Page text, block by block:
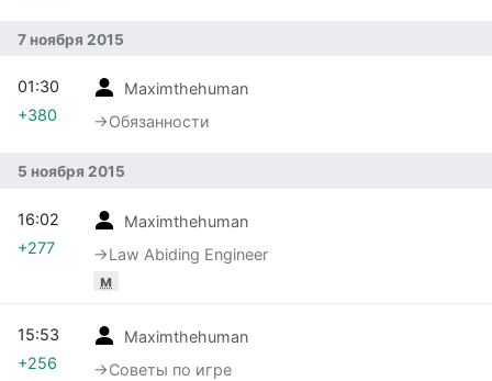
7 ноября 2015
Maximthehuman
→‎Обязанности
01:30
+380
5 ноября 2015
Maximthehuman
→‎Law Abiding Engineer
м
16:02
+277
Maximthehuman
→‎Советы по игре
15:53
+256